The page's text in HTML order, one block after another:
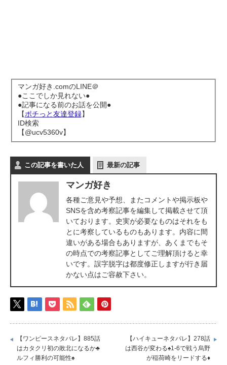
マンガ好き.comのLINE＠
●ここでしか見れない●
●記事になる前のお話を公開●
【ポチっと友達登録】
ID検索
【@ucv5360v】
この記事を書いた人 最新の記事
マンガ好き
各種ご意見や予想、またコメントや掲示板や
SNSを含め考察記事を編集して掲載させて頂
いております。史実が必要なものはそれをも
とに考察しているものもあります。内容に間
違いがある場合もありますが、あくまでもそ
の時点での考察記事としてご理解頂けると幸
いです。誤字脱字は都度修正しますが行き届
かない点はご容赦下さい。
【ワンピースネタバレ】885話
はカタクリ初の敗北になるか♣
ルフィ勝利の可能性♠
【ハイキューネタバレ】278話
は西谷が変わる♠1-6で戦う烏野
が稲荷崎をリードする♦